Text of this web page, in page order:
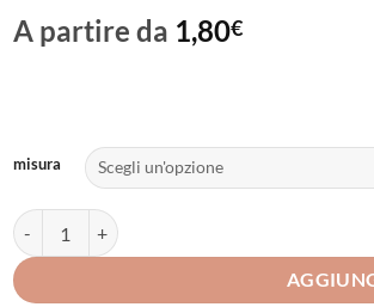
A partire da 1,80€
misura
COLMIC Olive Rubber Stoppers quantità